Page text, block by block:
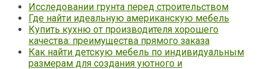
Исследовании грунта перед строительством
Где найти идеальную американскую мебель
Купить кухню от производителя хорошего
качества: преимущества прямого заказа
Как найти детскую мебель по индивидуальным
размерам для создания уютного и